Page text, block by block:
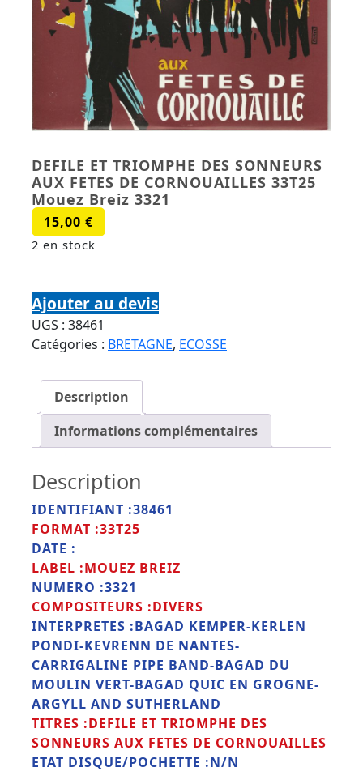
DEFILE ET TRIOMPHE DES SONNEURS
AUX FETES DE CORNOUAILLES 33T25
Mouez Breiz 3321
15,00 €
2 en stock
SONNEURS AUX FETES DE CORNOUAILLES 33T25
Mouez Breiz 3321
Ajouter au devis
UGS : 38461
Catégories : BRETAGNE, ECOSSE
Description
Informations complémentaires
Description
IDENTIFIANT :38461
FORMAT :33T25
DATE :
LABEL :MOUEZ BREIZ
NUMERO :3321
COMPOSITEURS :DIVERS
INTERPRETES :BAGAD KEMPER-KERLEN
PONDI-KEVRENN DE NANTES-
CARRIGALINE PIPE BAND-BAGAD DU
MOULIN VERT-BAGAD QUIC EN GROGNE-
ARGYLL AND SUTHERLAND
TITRES :DEFILE ET TRIOMPHE DES
SONNEURS AUX FETES DE CORNOUAILLES
ETAT DISQUE/POCHETTE :N/N